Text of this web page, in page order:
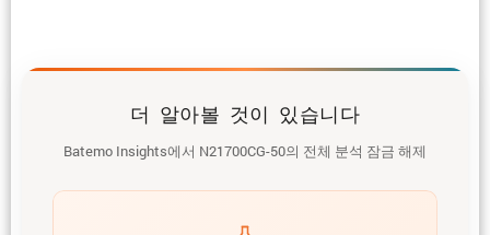
더 알아볼 것이 있습니다
Batemo Insights에서 N21700CG-50의 전체 분석 잠금 해제